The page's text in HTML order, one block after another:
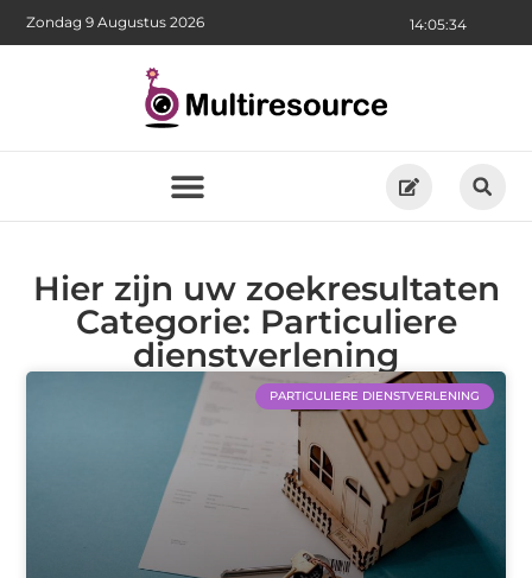
14:05:34
Zondag 9 Augustus 2026
Hier zijn uw zoekresultaten
Categorie: Particuliere
dienstverlening
PARTICULIERE DIENSTVERLENING